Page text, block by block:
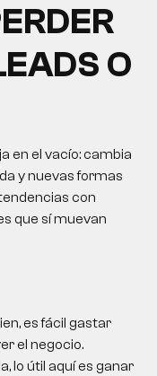
O
en el vacío: cambia
y nuevas formas
con
que sí muevan
es fácil gastar
el negocio.
lo útil aquí es ganar